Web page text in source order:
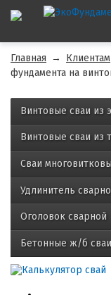
Главная → Клиентам
фундамента на
Винтовые сваи из
Винтовые сваи из
Сваи
Удлинитель
Оголовок сварной
Бетонные ж/б сваи